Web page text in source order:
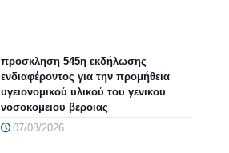
προσκληση 545η εκδήλωσης
ενδιαφέροντος για την προμήθεια
υγειονομικού υλικού του γενικου
νοσοκομειου βεροιας
07/08/2026